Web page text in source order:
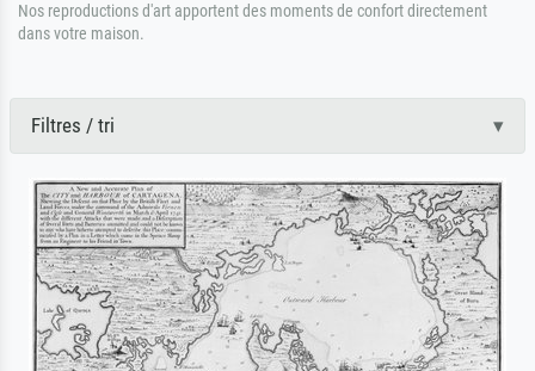
Nos reproductions d'art apportent des moments de confort directement
dans votre maison.
Filtres / tri